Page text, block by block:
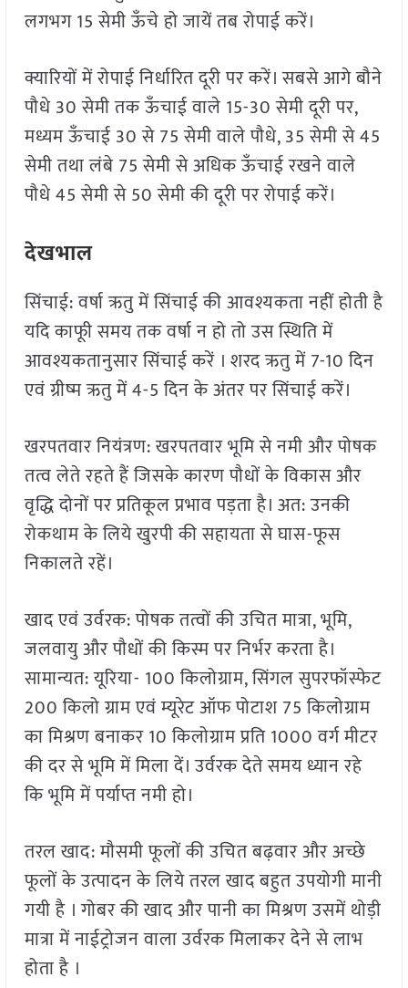
लगभग 15 सेमी ऊँचे हो जायें तब रोपाई करें।
क्यारियों में रोपाई निर्धारित दूरी पर करें। सबसे आगे बौने
पौधे 30 सेमी तक ऊँचाई वाले 15-30 सेमी दूरी पर,
मध्यम ऊँचाई 30 से 75 सेमी वाले पौधे, 35 सेमी से 45
सेमी तथा लंबे 75 सेमी से अधिक ऊँचाई रखने वाले
पौधे 45 सेमी से 50 सेमी की दूरी पर रोपाई करें।
देखभाल
सिंचाई: वर्षा ऋतु में सिंचाई की आवश्यकता नहीं होती है
यदि काफूी समय तक वर्षा न हो तो उस स्थिति में
आवश्यकतानुसार सिंचाई करें । शरद ऋतु में 7-10 दिन
एवं ग्रीष्म ऋतु में 4-5 दिन के अंतर पर सिंचाई करें।
खरपतवार नियंत्रण: खरपतवार भूमि से नमी और पोषक
तत्व लेते रहते हैं जिसके कारण पौधों के विकास और
वृद्धि दोनों पर प्रतिकूल प्रभाव पड़ता है। अत: उनकी
रोकथाम के लिये खुरपी की सहायता से घास-फूस
निकालते रहें।
खाद एवं उर्वरक: पोषक तत्वों की उचित मात्रा, भूमि,
जलवायु और पौधों की किस्म पर निर्भर करता है।
सामान्यत: यूरिया- 100 किलोग्राम, सिंगल सुपरफॉस्फेट
200 किलो ग्राम एवं म्यूरेट ऑफ पोटाश 75 किलोग्राम
का मिश्रण बनाकर 10 किलोग्राम प्रति 1000 वर्ग मीटर
की दर से भूमि में मिला दें। उर्वरक देते समय ध्यान रहे
कि भूमि में पर्याप्त नमी हो।
तरल खाद: मौसमी फूलों की उचित बढ़वार और अच्छे
फूलों के उत्पादन के लिये तरल खाद बहुत उपयोगी मानी
गयी है । गोबर की खाद और पानी का मिश्रण उसमें थोड़ी
मात्रा में नाईट्रोजन वाला उर्वरक मिलाकर देने से लाभ
होता है ।